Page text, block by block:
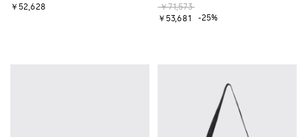
￥52,628
￥71,573
￥53,681
-25%